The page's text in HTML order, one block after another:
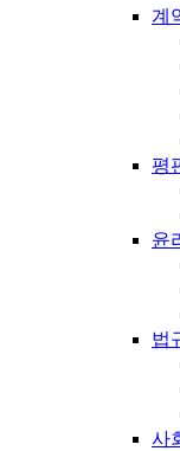
계
평
윤
법
사